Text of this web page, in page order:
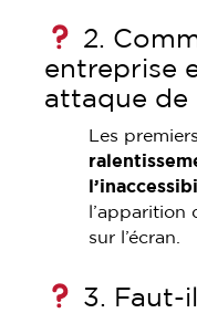
2.
entreprise
attaque de
Les
l’apparition
sur l’écran.
3. Faut-